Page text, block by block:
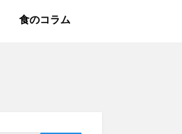
食のコラム